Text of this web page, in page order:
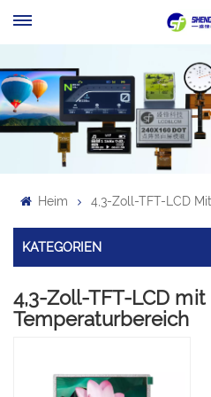
Heim 4,3-Zoll-TFT-LCD
KATEGORIEN
4,3-Zoll-TFT-LCD
Temperaturbereich